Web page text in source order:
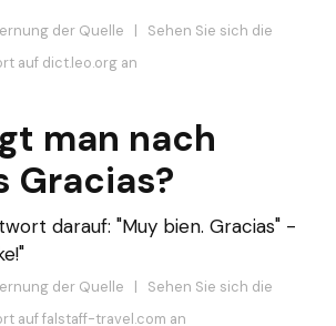
der Quelle | Sehen Sie sich die
auf dict.leo.org an
man nach
Gracias?
darauf: "Muy bien. Gracias" -
der Quelle | Sehen Sie sich die
auf falstaff-travel.com an